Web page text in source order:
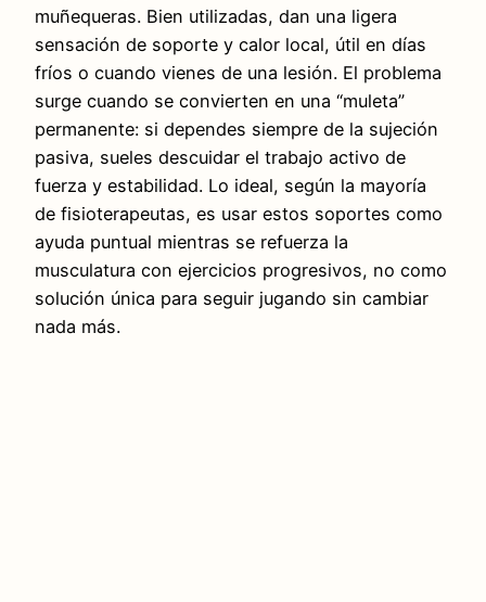
muñequeras. Bien utilizadas, dan una ligera
sensación de soporte y calor local, útil en días
fríos o cuando vienes de una lesión. El problema
surge cuando se convierten en una “muleta”
permanente: si dependes siempre de la sujeción
pasiva, sueles descuidar el trabajo activo de
fuerza y estabilidad. Lo ideal, según la mayoría
de fisioterapeutas, es usar estos soportes como
ayuda puntual mientras se refuerza la
musculatura con ejercicios progresivos, no como
solución única para seguir jugando sin cambiar
nada más.